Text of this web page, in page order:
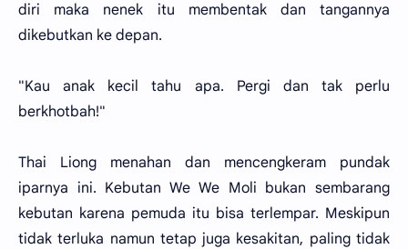
diri maka nenek itu membentak dan tangannya
dikebutkan ke depan.
"Kau anak kecil tahu apa. Pergi dan tak perlu
berkhotbah!"
Thai Liong menahan dan mencengkeram pundak
iparnya ini. Kebutan We We Moli bukan sembarang
kebutan karena pemuda itu bisa terlempar. Meskipun
tidak terluka namun tetap juga kesakitan, paling tidak